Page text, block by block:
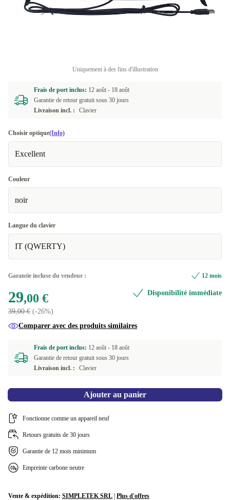
Uniquement à des fins d'illustration
Frais de port inclus: 12 août - 18 août
Garantie de retour gratuit sous 30 jours
Livraison incl. :
Clavier
Choisir optique(Info)
Excellent
Couleur
noir
Langue du clavier
IT (QWERTY)
Garantie incluse du vendeur : 12 mois
29,00 €
39,00 € (-26%)
Disponibilité immédiate
Comparer avec des produits similaires
Frais de port inclus: 12 août - 18 août
Garantie de retour gratuit sous 30 jours
Livraison incl. :
Clavier
Ajouter au panier
Fonctionne comme un appareil neuf
Retours gratuits de 30 jours
Garantie de 12 mois minimum
Empreinte carbone neutre
Vente & expédition: SIMPLETEK SRL Plus d'offres